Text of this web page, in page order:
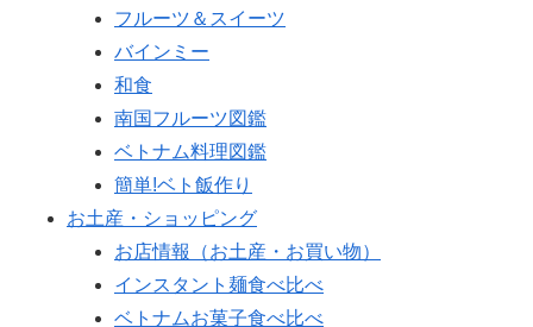
フルーツ＆スイーツ
バインミー
和食
南国フルーツ図鑑
ベトナム料理図鑑
簡単!ベト飯作り
お土産・ショッピング
お店情報（お土産・お買い物）
インスタント麺食べ比べ
ベトナムお菓子食べ比べ